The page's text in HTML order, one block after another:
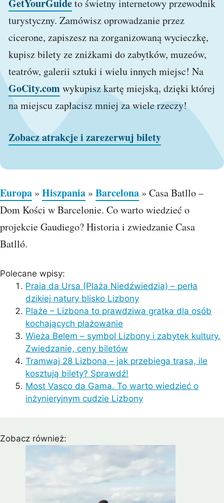
GetYourGuideto świetny internetowy przewodnik
turystyczny. Zamówisz oprowadzanie przez
cicerone, zapiszesz na zorganizowaną wycieczkę,
kupisz bilety ze zniżkami do zabytków, muzeów,
teatrów, galerii sztuki i wielu innych miejsc! Na
GoCity.comwykupisz kartę miejską, dzięki której
na miejscu zapłacisz mniej za wiele rzeczy!
Zobacz atrakcje i zarezerwuj bilety
Europa » Hiszpania » Barcelona » Casa Batllo –
Dom Kości w Barcelonie. Co warto wiedzieć o
projekcie Gaudiego? Historia i zwiedzanie Casa
Batlló.
Polecane wpisy:
Praia da Ursa (Plaża Niedźwiedzia) – perła
dzikiej natury blisko Lizbony
Plaże – Lizbona to prawdziwa gratka dla osób
kochających plażowanie
Wieża Belem – symbol Lizbony i zabytek kultury.
Zwiedzanie, ceny biletów
Tramwaj 28 Lizbona – jak przebiega trasa, ile
kosztują bilety? Sprawdź!
Most Vasco da Gama. To warto wiedzieć o
inżynieryjnym cudzie Lizbony
Zobacz również: